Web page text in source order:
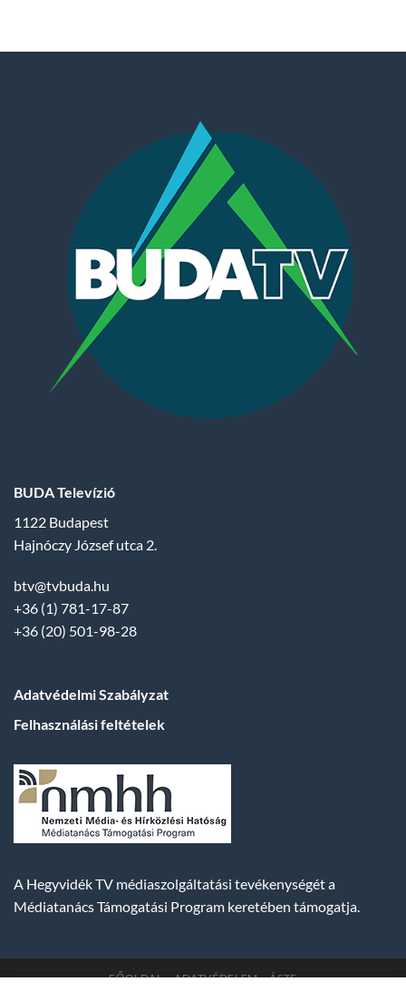
BUDA Televízió
1122 Budapest
Hajnóczy József utca 2.
btv@tvbuda.hu
+36 (1) 781-17-87
+36 (20) 501-98-28
Adatvédelmi Szabályzat
Felhasználási feltételek
A Hegyvidék TV médiaszolgáltatási tevékenységét a
Médiatanács Támogatási Program keretében támogatja.
FŐOLDAL ADATVÉDELEM ÁSZF